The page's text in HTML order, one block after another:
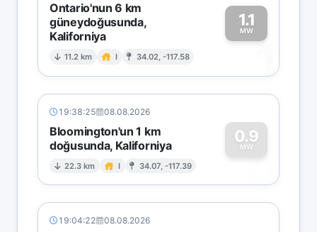
Ontario'nun 6 km
güneydoğusunda,
Kaliforniya
11.2 km I 34.02, -117.58
1.1
MW
1
19:38:25 08.08.2026
Bloomington'un 1 km
doğusunda, Kaliforniya
22.3 km I 34.07, -117.39
0.9
MW
0
19:04:22 08.08.2026